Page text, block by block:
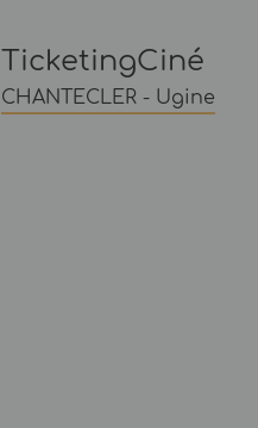
TicketingCiné
CHANTECLER - Ugine